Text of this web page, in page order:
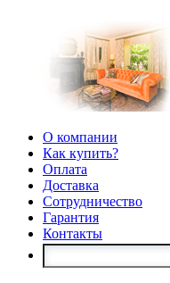
О компании
Как купить?
Оплата
Доставка
Сотрудничество
Гарантия
Контакты